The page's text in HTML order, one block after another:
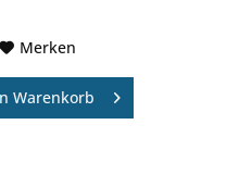
Merken
Warenkorb